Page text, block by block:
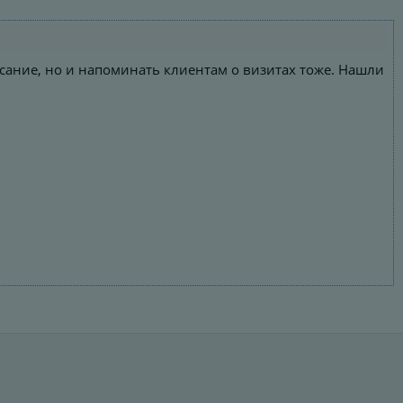
но и напоминать клиентам о визитах тоже. Нашли